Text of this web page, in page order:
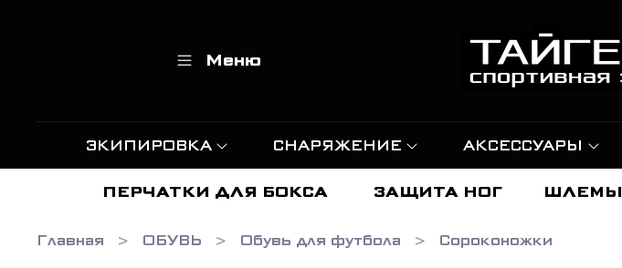
Меню
ЭКИПИРОВКА СНАРЯЖЕНИЕ АКСЕССУАРЫ
ПЕРЧАТКИ ДЛЯ БОКСА ЗАЩИТА НОГ ШЛЕМЫ
Главная ОБУВЬ Обувь для футбола Сороконожки